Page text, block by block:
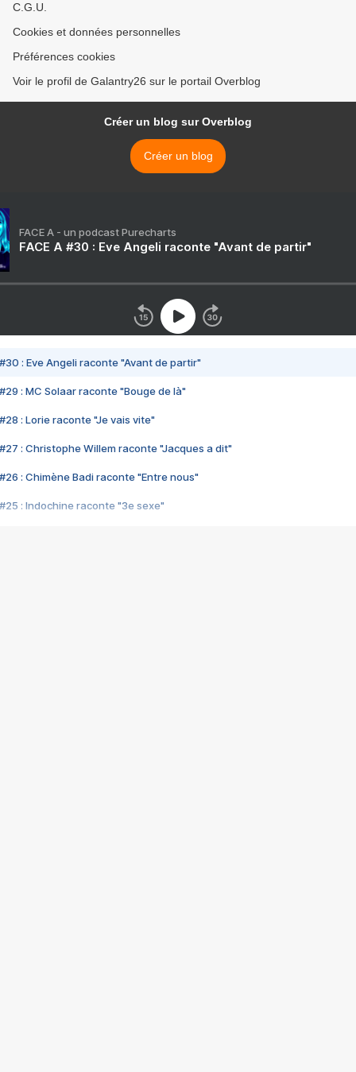
C.G.U.
Cookies et données personnelles
Préférences cookies
Voir le profil de Galantry26 sur le portail Overblog
Créer un blog sur Overblog
Créer un blog
FACE A - un podcast Purecharts
FACE A #30 : Eve Angeli raconte "Avant de partir"
#30 : Eve Angeli raconte "Avant de partir"
#29 : MC Solaar raconte "Bouge de là"
#28 : Lorie raconte "Je vais vite"
#27 : Christophe Willem raconte "Jacques a dit"
#26 : Chimène Badi raconte "Entre nous"
#25 : Indochine raconte "3e sexe"